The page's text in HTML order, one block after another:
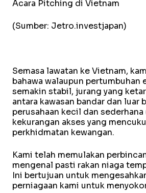
Acara Pitching di Vietnam
(Sumber: Jetro.investjapan)
Semasa lawatan ke Vietnam,
bahawa walaupun pertumbuhan
semakin stabil, jurang yang
antara kawasan bandar dan luar
perusahaan kecil dan sederhana
kekurangan akses yang
perkhidmatan kewangan.
Kami telah memulakan
mengenal pasti rakan niaga
Ini bertujuan untuk
perniagaan kami untuk